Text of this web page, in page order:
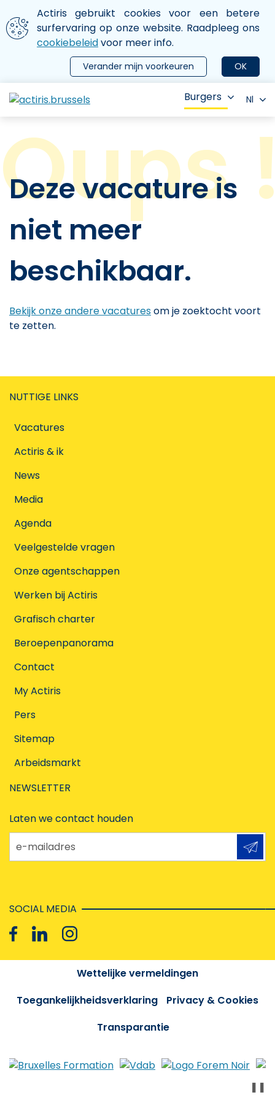
Aller au contenu principal
We gebruiken cookies
Actiris gebruikt cookies voor een betere
surfervaring op onze website. Raadpleeg ons
cookiebeleidvoor meer info.
OK
Verander mijn voorkeuren
le menu
Burgers Nl
Deze vacature is
niet meer
beschikbaar.
Bekijk onze andere vacaturesom je zoektocht voort
te zetten.
NUTTIGE LINKS
Vacatures
Actiris & ik
News
Media
Agenda
Veelgestelde vragen
Onze agentschappen
Werken bij Actiris
Grafisch charter
Beroepenpanorama
Contact
My Actiris
Pers
Sitemap
Arbeidsmarkt
NEWSLETTER
Laten we contact houden
e-mailadres
SOCIAL MEDIA
Wettelijke vermeldingen
Toegankelijkheidsverklaring
Privacy & Cookies
Transparantie
❚❚